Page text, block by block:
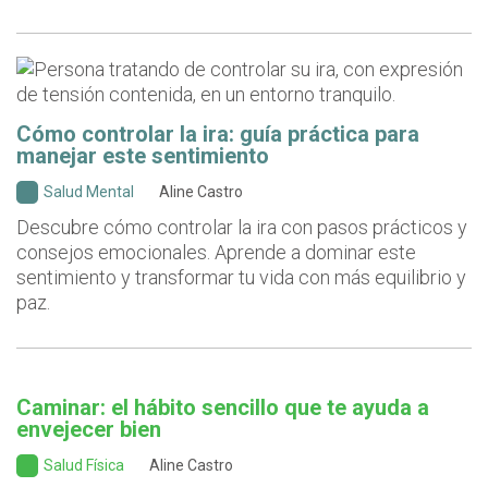
Cómo controlar la ira: guía práctica para
manejar este sentimiento
Salud Mental Aline Castro
Descubre cómo controlar la ira con pasos prácticos y
consejos emocionales. Aprende a dominar este
sentimiento y transformar tu vida con más equilibrio y
paz.
Caminar: el hábito sencillo que te ayuda a
envejecer bien
Salud Física Aline Castro